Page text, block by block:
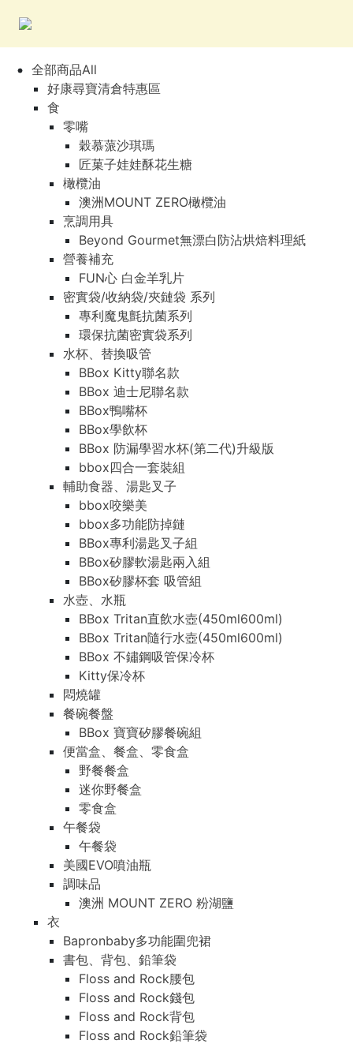
全部商品All
好康尋寶清倉特惠區
食
零嘴
穀慕蒎沙琪瑪
匠菓子娃娃酥花生糖
橄欖油
澳洲MOUNT ZERO橄欖油
烹調用具
Beyond Gourmet無漂白防沾烘焙料理紙
營養補充
FUN心 白金羊乳片
密實袋/收納袋/夾鏈袋 系列
專利魔鬼氈抗菌系列
環保抗菌密實袋系列
水杯、替換吸管
BBox Kitty聯名款
BBox 迪士尼聯名款
BBox鴨嘴杯
BBox學飲杯
BBox 防漏學習水杯(第二代)升級版
bbox四合一套裝組
輔助食器、湯匙叉子
bbox咬樂美
bbox多功能防掉鏈
BBox專利湯匙叉子組
BBox矽膠軟湯匙兩入組
BBox矽膠杯套 吸管組
水壺、水瓶
BBox Tritan直飲水壺(450ml600ml)
BBox Tritan隨行水壺(450ml600ml)
BBox 不鏽鋼吸管保冷杯
Kitty保冷杯
悶燒罐
餐碗餐盤
BBox 寶寶矽膠餐碗組
便當盒、餐盒、零食盒
野餐餐盒
迷你野餐盒
零食盒
午餐袋
午餐袋
美國EVO噴油瓶
調味品
澳洲 MOUNT ZERO 粉湖鹽
衣
Bapronbaby多功能圍兜裙
書包、背包、鉛筆袋
Floss and Rock腰包
Floss and Rock錢包
Floss and Rock背包
Floss and Rock鉛筆袋